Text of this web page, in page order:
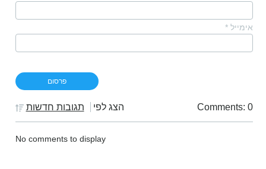
אימייל *
Comments: 0 הצג לפי תגובות חדשות
No comments to display